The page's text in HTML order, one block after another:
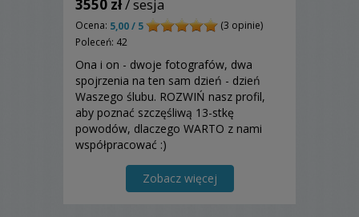
3550 zł/ sesja
Ocena: 5,00 / 5
(3 opinie)
Poleceń: 42
Ona i on - dwoje fotografów, dwa
spojrzenia na ten sam dzień - dzień
Waszego ślubu. ROZWIŃ nasz profil,
aby poznać szczęśliwą 13-stkę
powodów, dlaczego WARTO z nami
współpracować :)
Zobacz więcej